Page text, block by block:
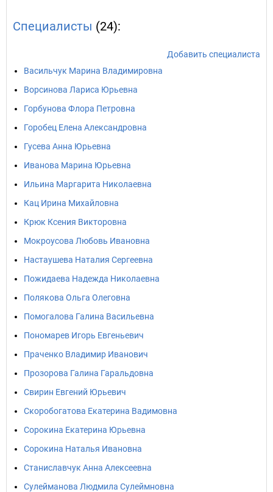
Специалисты (24):
Добавить специалиста
Васильчук Марина Владимировна
Ворсинова Лариса Юрьевна
Горбунова Флора Петровна
Горобец Елена Александровна
Гусева Анна Юрьевна
Иванова Марина Юрьевна
Ильина Маргарита Николаевна
Кац Ирина Михайловна
Крюк Ксения Викторовна
Мокроусова Любовь Ивановна
Настаушева Наталия Сергеевна
Пожидаева Надежда Николаевна
Полякова Ольга Олеговна
Помогалова Галина Васильевна
Пономарев Игорь Евгеньевич
Праченко Владимир Иванович
Прозорова Галина Гаральдовна
Свирин Евгений Юрьевич
Скоробогатова Екатерина Вадимовна
Сорокина Екатерина Юрьевна
Сорокина Наталья Ивановна
Станиславчук Анна Алексеевна
Сулейманова Людмила Сулеймновна